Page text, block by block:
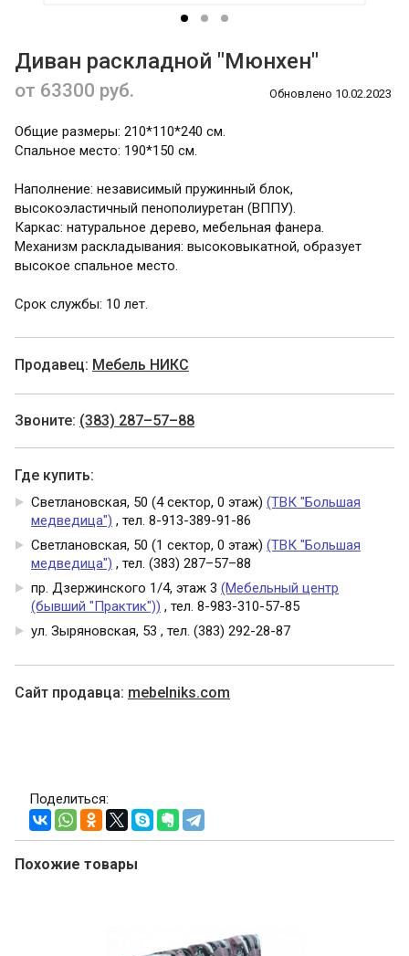
Диван раскладной "Мюнхен"
от 63300 руб. Обновлено 10.02.2023
Общие размеры: 210*110*240 см.
Спальное место: 190*150 см.
Наполнение: независимый пружинный блок,
высокоэластичный пенополиуретан (ВППУ).
Каркас: натуральное дерево, мебельная фанера.
Механизм раскладывания: высоковыкатной, образует
высокое спальное место.
Срок службы: 10 лет.
Продавец: Мебель НИКС
Звоните: (383) 287–57–88
Где купить:
Светлановская, 50 (4 сектор, 0 этаж) (ТВК "Большая
медведица") , тел. 8-913-389-91-86
Светлановская, 50 (1 сектор, 0 этаж) (ТВК "Большая
медведица") , тел. (383) 287–57–88
пр. Дзержинского 1/4, этаж 3 (Мебельный центр
(бывший "Практик")) , тел. 8-983-310-57-85
ул. Зыряновская, 53 , тел. (383) 292-28-87
Cайт продавца: mebelniks.com
Поделиться:
Похожие товары